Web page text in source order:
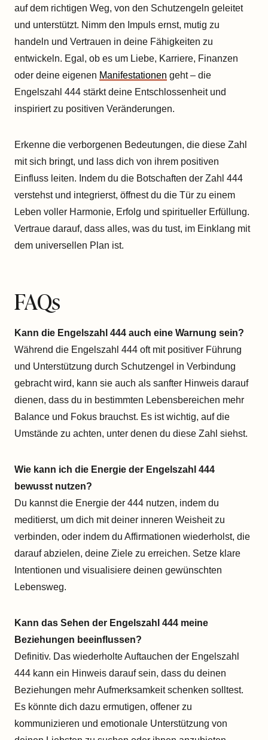
auf dem richtigen Weg, von den Schutzengeln geleitet
und unterstützt. Nimm den Impuls ernst, mutig zu
handeln und Vertrauen in deine Fähigkeiten zu
entwickeln. Egal, ob es um Liebe, Karriere, Finanzen
oder deine eigenen Manifestationen geht – die
Engelszahl 444 stärkt deine Entschlossenheit und
inspiriert zu positiven Veränderungen.
Erkenne die verborgenen Bedeutungen, die diese Zahl
mit sich bringt, und lass dich von ihrem positiven
Einfluss leiten. Indem du die Botschaften der Zahl 444
verstehst und integrierst, öffnest du die Tür zu einem
Leben voller Harmonie, Erfolg und spiritueller Erfüllung.
Vertraue darauf, dass alles, was du tust, im Einklang mit
dem universellen Plan ist.
FAQs
Kann die Engelszahl 444 auch eine Warnung sein?
Während die Engelszahl 444 oft mit positiver Führung
und Unterstützung durch Schutzengel in Verbindung
gebracht wird, kann sie auch als sanfter Hinweis darauf
dienen, dass du in bestimmten Lebensbereichen mehr
Balance und Fokus brauchst. Es ist wichtig, auf die
Umstände zu achten, unter denen du diese Zahl siehst.
Wie kann ich die Energie der Engelszahl 444
bewusst nutzen?
Du kannst die Energie der 444 nutzen, indem du
meditierst, um dich mit deiner inneren Weisheit zu
verbinden, oder indem du Affirmationen wiederholst, die
darauf abzielen, deine Ziele zu erreichen. Setze klare
Intentionen und visualisiere deinen gewünschten
Lebensweg.
Kann das Sehen der Engelszahl 444 meine
Beziehungen beeinflussen?
Definitiv. Das wiederholte Auftauchen der Engelszahl
444 kann ein Hinweis darauf sein, dass du deinen
Beziehungen mehr Aufmerksamkeit schenken solltest.
Es könnte dich dazu ermutigen, offener zu
kommunizieren und emotionale Unterstützung von